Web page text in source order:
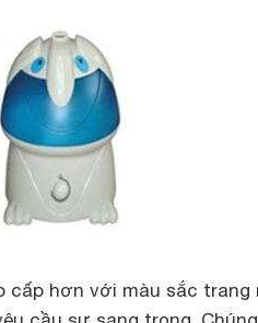
cấp hơn với màu sắc trang